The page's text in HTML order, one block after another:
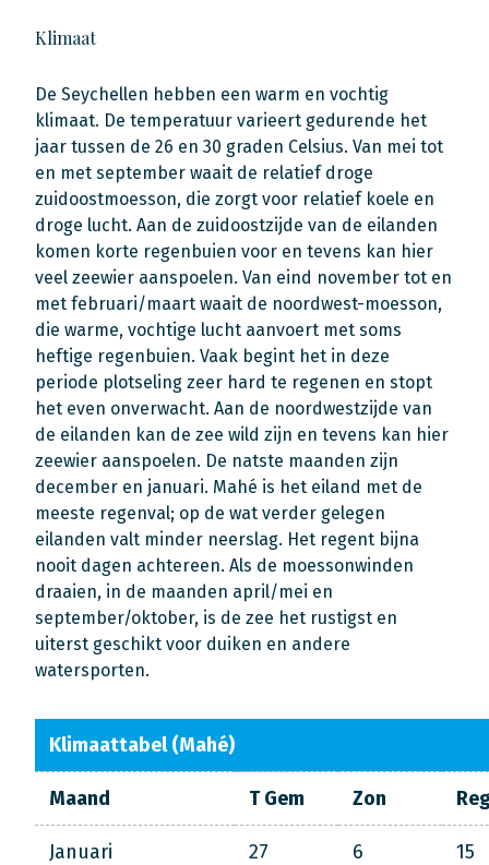
Klimaat
De Seychellen hebben een warm en vochtig
klimaat. De temperatuur varieert gedurende het
jaar tussen de 26 en 30 graden Celsius. Van mei tot
en met september waait de relatief droge
zuidoostmoesson, die zorgt voor relatief koele en
droge lucht. Aan de zuidoostzijde van de eilanden
komen korte regenbuien voor en tevens kan hier
veel zeewier aanspoelen. Van eind november tot en
met februari/maart waait de noordwest-moesson,
die warme, vochtige lucht aanvoert met soms
heftige regenbuien. Vaak begint het in deze
periode plotseling zeer hard te regenen en stopt
het even onverwacht. Aan de noordwestzijde van
de eilanden kan de zee wild zijn en tevens kan hier
zeewier aanspoelen. De natste maanden zijn
december en januari. Mahé is het eiland met de
meeste regenval; op de wat verder gelegen
eilanden valt minder neerslag. Het regent bijna
nooit dagen achtereen. Als de moessonwinden
draaien, in de maanden april/mei en
september/oktober, is de zee het rustigst en
uiterst geschikt voor duiken en andere
watersporten.
Klimaattabel (Mahé)
Maand T Gem Zon
Januari 27 6 15